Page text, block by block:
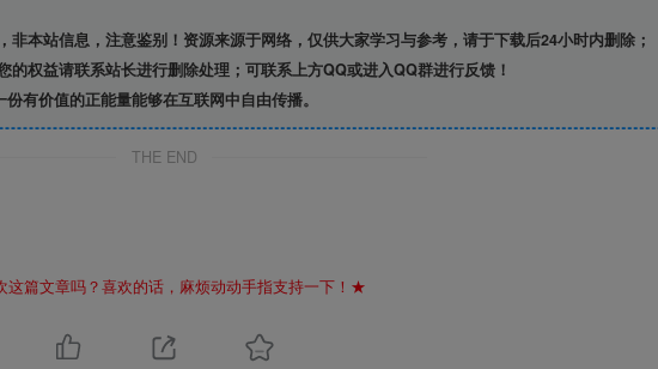
非本站信息，注意鉴别！资源来源于网络，仅供大家学习与参考，请于下载后24小时内删除；
权益请联系站长进行删除处理；可联系上方QQ或进入QQ群进行反馈！
有价值的正能量能够在互联网中自由传播。
THE END
篇文章吗？喜欢的话，麻烦动动手指支持一下！★